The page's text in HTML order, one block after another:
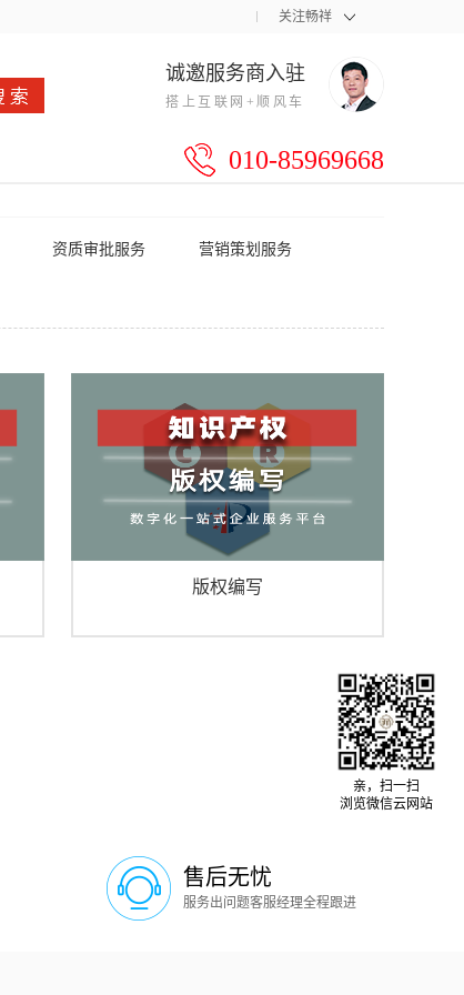
关注畅祥
诚邀服务商入驻
搭上互联网+顺风车
010-85969668
资质审批服务 营销策划服务
版权编写
售后无忧
服务出问题客服经理全程跟进
亲，扫一扫
浏览微信云网站